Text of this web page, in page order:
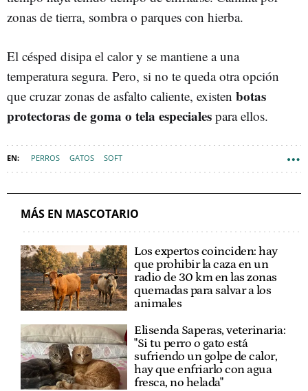
zonas de tierra, sombra o parques con hierba.
El césped disipa el calor y se mantiene a una
temperatura segura. Pero, si no te queda otra opción
que cruzar zonas de asfalto caliente, existen botas
protectoras de goma o tela especiales para ellos.
PERROS GATOS SOFT
MÁS EN MASCOTARIO
Los expertos coinciden: hay
que prohibir la caza en un
radio de 30 km en las zonas
quemadas para salvar a los
animales
Elisenda Saperas, veterinaria:
"Si tu perro o gato está
sufriendo un golpe de calor,
hay que enfriarlo con agua
fresca, no helada"